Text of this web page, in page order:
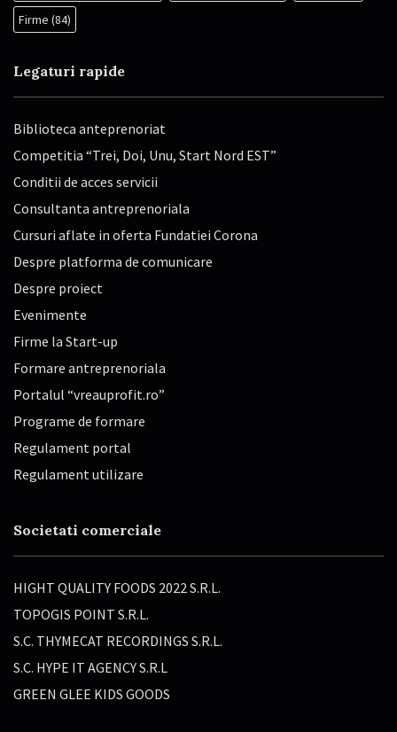
Firme (84)
Legaturi rapide
Biblioteca anteprenoriat
Competitia “Trei, Doi, Unu, Start Nord EST”
Conditii de acces servicii
Consultanta antreprenoriala
Cursuri aflate in oferta Fundatiei Corona
Despre platforma de comunicare
Despre proiect
Evenimente
Firme la Start-up
Formare antreprenoriala
Portalul “vreauprofit.ro”
Programe de formare
Regulament portal
Regulament utilizare
Societati comerciale
HIGHT QUALITY FOODS 2022 S.R.L.
TOPOGIS POINT S.R.L.
S.C. THYMECAT RECORDINGS S.R.L.
S.C. HYPE IT AGENCY S.R.L
GREEN GLEE KIDS GOODS